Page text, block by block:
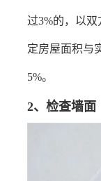
过3%的，以双
定房屋面积与
5%。
2、 检查墙面